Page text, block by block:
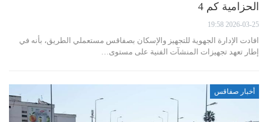
الحزامية كم 4
2026-03-25 19:58
افادت الإدارة الجهوية للتجهيز والإسكان بصفاقس مستعملي الطريق، بأنه في
إطار تعهد تجهيزات المنشآت الفنية على مستوى…
أخبار صفاقس